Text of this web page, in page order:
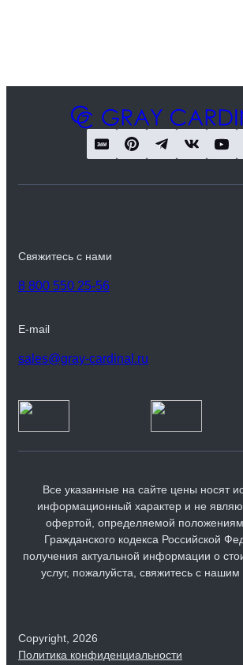
Свяжитесь с нами
8 800 550 25-56
E-mail
sales@gray-cardinal.ru
Все указанные на сайте цены носят
информационный характер и не
офертой, определяемой
Гражданского кодекса Российской
получения актуальной информации о
услуг, пожалуйста, свяжитесь с
Copyright, 2026
Политика конфиденциальности
Диван угловой Ricardo с
деревянными